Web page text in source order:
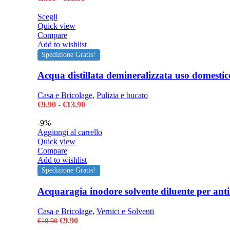
nella
del
prodotto
a
€18.90
Scegli
prodotto
ha
più
varianti.
Le
opzioni
possono
scelte
nella
prodotto
Quick view
Compare
Add to wishlist
Spedizione Gratis!
Acqua distillata demineralizzata uso
Casa e Bricolage, Pulizia e bucato
€9.90 - €13.90Fascia
da
€13.90
-9%
Aggiungi al carrello
Quick view
Compare
Add to wishlist
Spedizione Gratis!
Acquaragia inodore solvente diluente per
Casa e Bricolage, Vernici e Solventi
€10.90 Il
€9.90Il